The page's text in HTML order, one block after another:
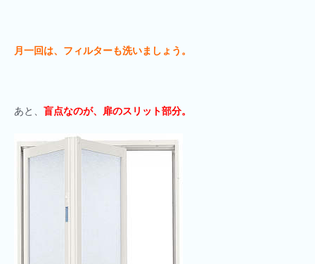
月一回は、フィルターも洗いましょう。
あと、 盲点なのが、扉のスリット部分。